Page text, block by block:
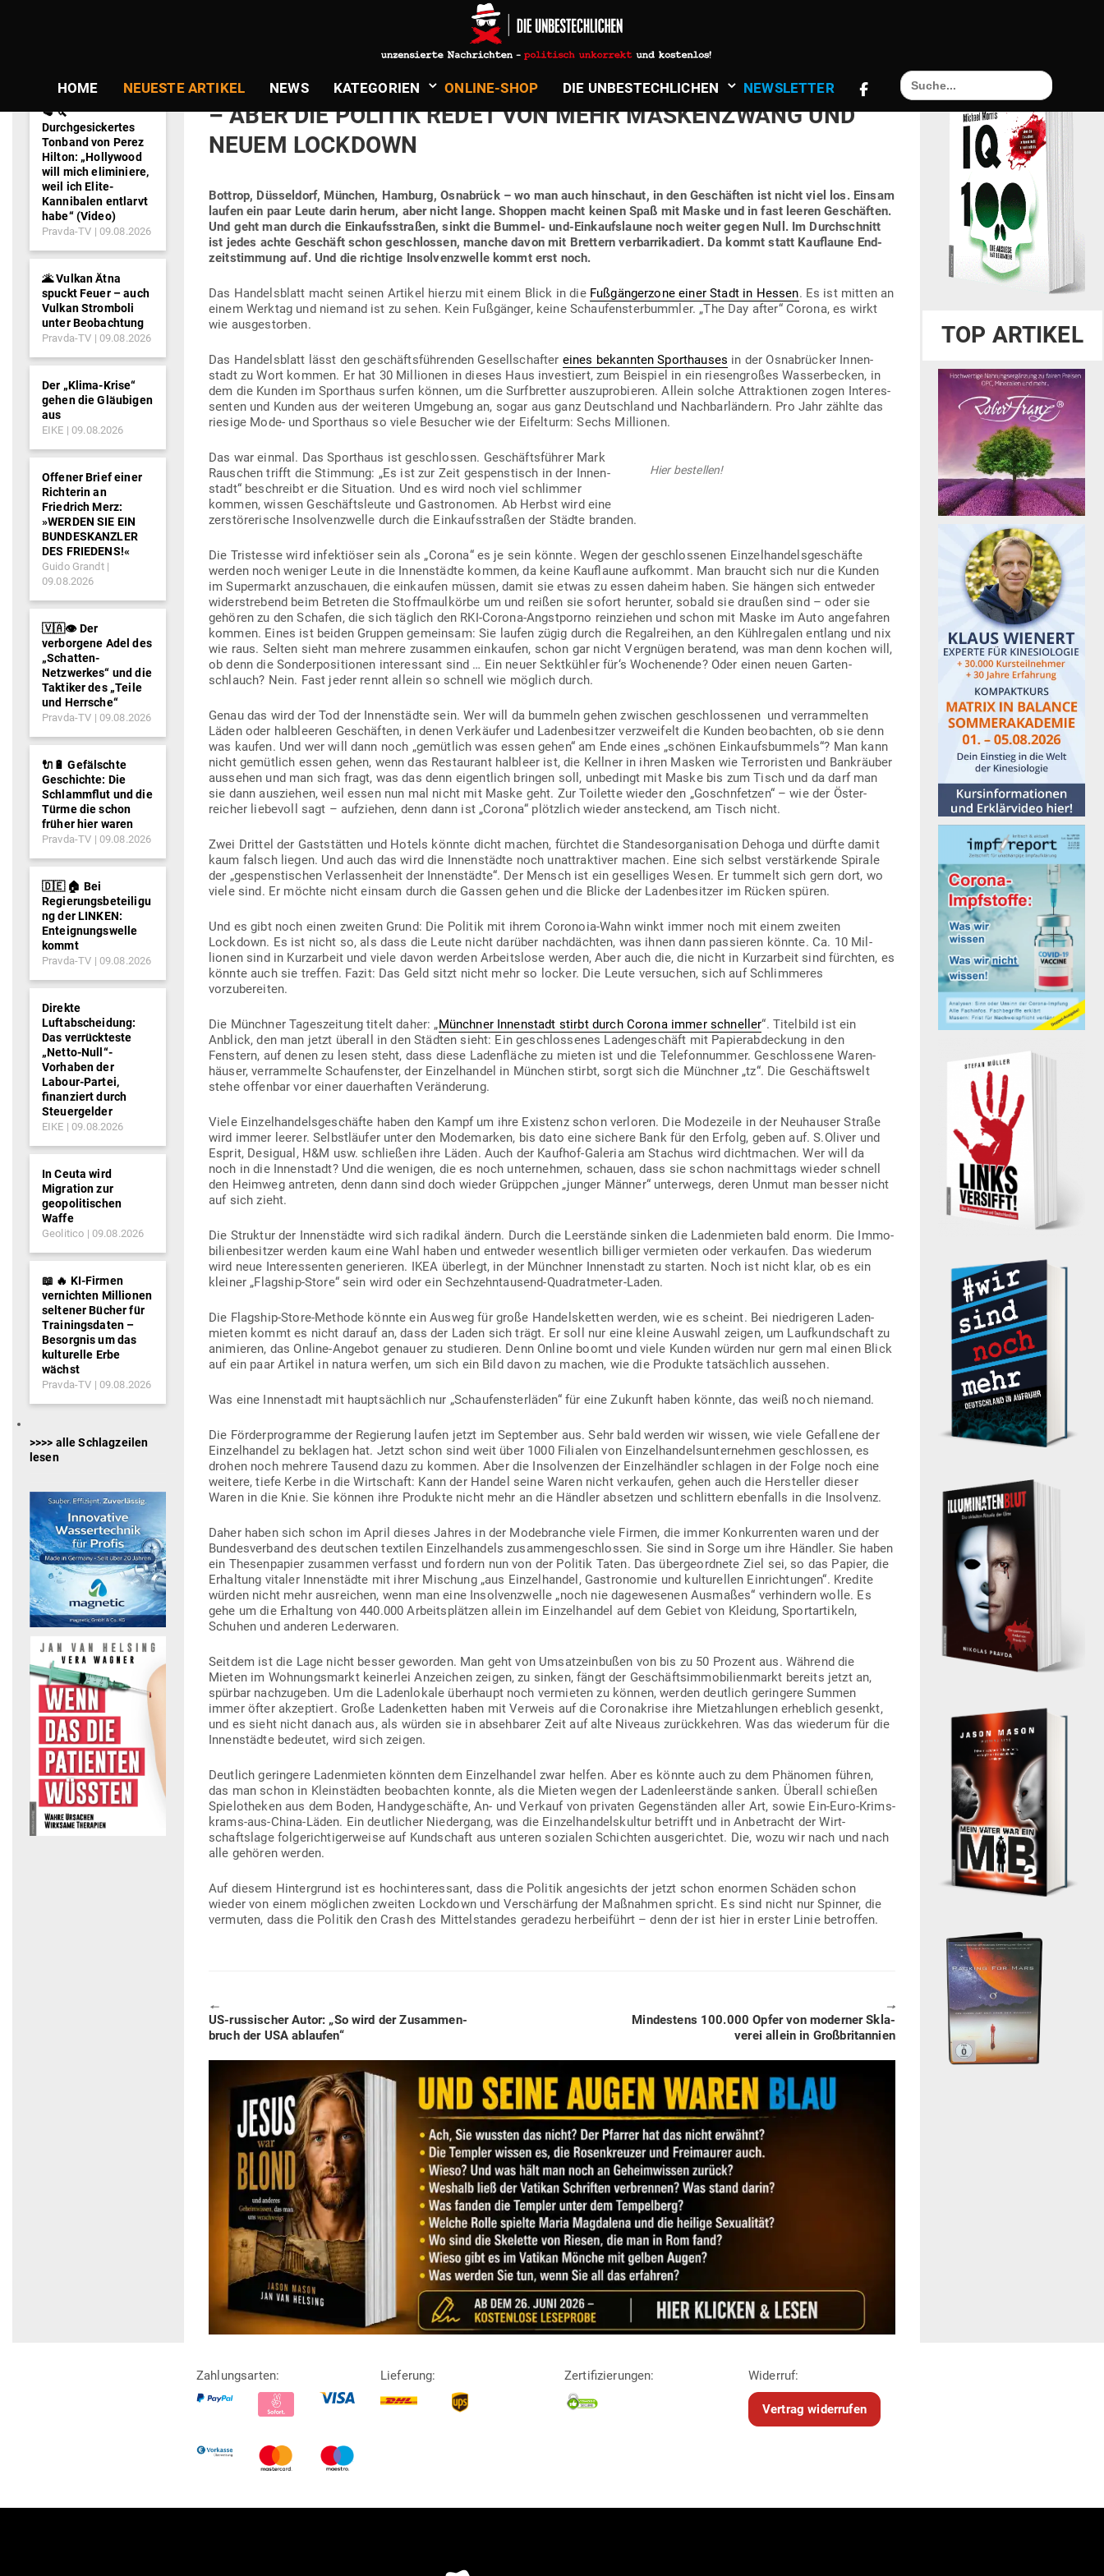
HOME NEUESTE ARTIKEL NEWS KATE­GORIEN ONLINE-SHOP DIE UNBE­STECH­LICHEN NEWS­LETTER
Search
for:
Politik & Aktuelles
DIE INNEN­STÄDTE STERBEN UND MIT IHNEN DAS STADT­LEBEN
– ABER DIE POLITIK REDET VON MEHR MAS­KEN­ZWANG UND
NEUEM LOCKDOWN
Bottrop, Düs­seldorf, München, Hamburg, Osna­brück – wo man auch hin­schaut, in den Geschäften ist nicht viel los. Einsam
laufen ein paar Leute darin herum, aber nicht lange. Shoppen macht keinen Spaß mit Maske und in fast leeren Geschäften.
Und geht man durch die Ein­kaufs­straßen, sinkt die Bummel- und-Ein­kaufs­laune noch weiter gegen Null. Im Durch­schnitt
ist jedes achte Geschäft schon geschlossen, manche davon mit Brettern ver­bar­ri­ka­diert. Da kommt statt Kauf­laune End­
zeit­stimmung auf. Und die richtige Insol­venz­welle kommt erst noch.
Das Han­dels­blatt macht seinen Artikel hierzu mit einem Blick in die Fuß­gän­gerzone einer Stadt in Hessen. Es ist mitten an
einem Werktag und niemand ist zu sehen. Kein Fuß­gänger, keine Schau­fens­ter­bummler. „The Day after“ Corona, es wirkt
wie ausgestorben.
Das Han­dels­blatt lässt den geschäfts­füh­renden Gesell­schafter eines bekannten Sport­hauses in der Osna­brücker Innen­
stadt zu Wort kommen. Er hat 30 Mil­lionen in dieses Haus inves­tiert, zum Bei­spiel in ein rie­sen­großes Was­ser­becken, in
dem die Kunden im Sporthaus surfen können, um die Surf­bretter aus­zu­pro­bieren. Allein solche Attrak­tionen zogen Inter­es­
senten und Kunden aus der wei­teren Umgebung an, sogar aus ganz Deutschland und Nach­bar­ländern. Pro Jahr zählte das
riesige Mode- und Sporthaus so viele Besucher wie der Eifelturm: Sechs Millionen.
Hier bestellen!
Das war einmal. Das Sporthaus ist geschlossen. Geschäfts­führer Mark
Rau­schen trifft die Stimmung: „Es ist zur Zeit gespens­tisch in der Innen­
stadt“ beschreibt er die Situation. Und es wird noch viel schlimmer
kommen, wissen Geschäfts­leute und Gas­tro­nomen. Ab Herbst wird eine
zer­stö­re­rische Insol­venz­welle durch die Ein­kaufs­straßen der Städte branden.
Die Tris­tesse wird infek­tiöser sein als „Corona“ es je sein könnte. Wegen der geschlos­senen Ein­zel­han­dels­ge­schäfte
werden noch weniger Leute in die Innen­städte kommen, da keine Kauf­laune auf­kommt. Man braucht sich nur die Kunden
im Super­markt anzu­schauen, die ein­kaufen müssen, damit sie etwas zu essen daheim haben. Sie hängen sich ent­weder
wider­strebend beim Betreten die Stoff­maul­körbe um und reißen sie sofort her­unter, sobald sie draußen sind – oder sie
gehören zu den Schafen, die sich täglich den RKI-Corona-Angst­porno rein­ziehen und schon mit Maske im Auto ange­fahren
kommen. Eines ist beiden Gruppen gemeinsam: Sie laufen zügig durch die Regal­reihen, an den Kühl­re­galen entlang und nix
wie raus. Selten sieht man mehrere zusammen ein­kaufen, schon gar nicht Ver­gnügen beratend, was man denn kochen will,
ob denn die Son­der­po­si­tionen inter­essant sind … Ein neuer Sekt­kühler für‘s Wochenende? Oder einen neuen Gar­ten­
schlauch? Nein. Fast jeder rennt allein so schnell wie möglich durch.
Genau das wird der Tod der Innen­städte sein. Wer will da bummeln gehen zwi­schen geschlos­senen und ver­ram­melten
Läden oder halb­leeren Geschäften, in denen Ver­käufer und Laden­be­sitzer ver­zweifelt die Kunden beob­achten, ob sie denn
was kaufen. Und wer will dann noch „gemütlich was essen gehen“ am Ende eines „schönen Ein­kaufs­bummels“? Man kann
nicht gemütlich essen gehen, wenn das Restaurant halbleer ist, die Kellner in ihren Masken wie Ter­ro­risten und Bank­räuber
aus­sehen und man sich fragt, was das denn eigentlich bringen soll, unbe­dingt mit Maske bis zum Tisch und da darf man
sie dann aus­ziehen, weil essen nun mal nicht mit Maske geht. Zur Toi­lette wieder den „Goschn­fetzen“ – wie der Öster­
reicher lie­bevoll sagt – auf­ziehen, denn dann ist „Corona“ plötzlich wieder anste­ckend, am Tisch nicht.
Zwei Drittel der Gast­stätten und Hotels könnte dicht machen, fürchtet die Stan­des­or­ga­ni­sation Dehoga und dürfte damit
kaum falsch liegen. Und auch das wird die Innen­städte noch unat­trak­tiver machen. Eine sich selbst ver­stär­kende Spirale
der „gespens­ti­schen Ver­las­senheit der Innen­städte“. Der Mensch ist ein gesel­liges Wesen. Er tummelt sich gern dort, wo
viele sind. Er möchte nicht einsam durch die Gassen gehen und die Blicke der Laden­be­sitzer im Rücken spüren.
Und es gibt noch einen zweiten Grund: Die Politik mit ihrem Coronoia-Wahn winkt immer noch mit einem zweiten
Lockdown. Es ist nicht so, als dass die Leute nicht darüber nach­dächten, was ihnen dann pas­sieren könnte. Ca. 10 Mil­
lionen sind in Kurz­arbeit und viele davon werden Arbeitslose werden, Aber auch die, die nicht in Kurz­arbeit sind fürchten, es
könnte auch sie treffen. Fazit: Das Geld sitzt nicht mehr so locker. Die Leute ver­suchen, sich auf Schlim­meres
vorzubereiten.
Die Münchner Tages­zeitung titelt daher: „Münchner Innen­stadt stirbt durch Corona immer schneller“. Titelbild ist ein
Anblick, den man jetzt überall in den Städten sieht: Ein geschlos­senes Laden­ge­schäft mit Papier­ab­de­ckung in den
Fenstern, auf denen zu lesen steht, dass diese Laden­fläche zu mieten ist und die Tele­fon­nummer. Geschlossene Waren­
häuser, ver­ram­melte Schau­fenster, der Ein­zel­handel in München stirbt, sorgt sich die Münchner „tz“. Die Geschäftswelt
stehe offenbar vor einer dau­er­haften Veränderung.
Viele Ein­zel­han­dels­ge­schäfte haben den Kampf um ihre Existenz schon ver­loren. Die Mode­zeile in der Neu­hauser Straße
wird immer leerer. Selbst­läufer unter den Mode­marken, bis dato eine sichere Bank für den Erfolg, geben auf. S.Oliver und
Esprit, Desigual, H&M usw. schließen ihre Läden. Auch der Kaufhof-Galeria am Stachus wird dicht­machen. Wer will da
noch in die Innen­stadt? Und die wenigen, die es noch unter­nehmen, schauen, dass sie schon nach­mittags wieder schnell
den Heimweg antreten, denn dann sind doch wieder Grüppchen „junger Männer“ unterwegs, deren Unmut man besser nicht
auf sich zieht.
Die Struktur der Innen­städte wird sich radikal ändern. Durch die Leer­stände sinken die Laden­mieten bald enorm. Die Immo­
bi­li­en­be­sitzer werden kaum eine Wahl haben und ent­weder wesentlich bil­liger ver­mieten oder ver­kaufen. Das wie­derum
wird neue Inter­es­senten gene­rieren. IKEA überlegt, in der Münchner Innen­stadt zu starten. Noch ist nicht klar, ob es ein
kleiner „Flagship-Store“ sein wird oder ein Sechzehntausend-Quadratmeter-Laden.
Die Flagship-Store-Methode könnte ein Ausweg für große Han­dels­ketten werden, wie es scheint. Bei nied­ri­geren Laden­
mieten kommt es nicht darauf an, dass der Laden sich trägt. Er soll nur eine kleine Auswahl zeigen, um Lauf­kund­schaft zu
ani­mieren, das Online-Angebot genauer zu stu­dieren. Denn Online boomt und viele Kunden würden nur gern mal einen Blick
auf ein paar Artikel in natura werfen, um sich ein Bild davon zu machen, wie die Pro­dukte tat­sächlich aussehen.
Was eine Innen­stadt mit haupt­sächlich nur „Schau­fens­ter­läden“ für eine Zukunft haben könnte, das weiß noch niemand.
Die För­der­pro­gramme der Regierung laufen jetzt im Sep­tember aus. Sehr bald werden wir wissen, wie viele Gefallene der
Ein­zel­handel zu beklagen hat. Jetzt schon sind weit über 1000 Filialen von Ein­zel­han­dels­un­ter­nehmen geschlossen, es
drohen noch mehrere Tausend dazu zu kommen. Aber die Insol­venzen der Ein­zel­händler schlagen in der Folge noch eine
weitere, tiefe Kerbe in die Wirt­schaft: Kann der Handel seine Waren nicht ver­kaufen, gehen auch die Her­steller dieser
Waren in die Knie. Sie können ihre Pro­dukte nicht mehr an die Händler absetzen und schlittern eben­falls in die Insolvenz.
Daher haben sich schon im April dieses Jahres in der Mode­branche viele Firmen, die immer Kon­kur­renten waren und der
Bun­des­verband des deut­schen tex­tilen Ein­zel­handels zusam­men­ge­schlossen. Sie sind in Sorge um ihre Händler. Sie haben
ein The­sen­papier zusammen ver­fasst und fordern nun von der Politik Taten. Das über­ge­ordnete Ziel sei, so das Papier, die
Erhaltung vitaler Innen­städte mit ihrer Mischung „aus Ein­zel­handel, Gas­tro­nomie und kul­tu­rellen Ein­rich­tungen“. Kredite
würden nicht mehr aus­reichen, wenn man eine Insol­venz­welle „noch nie dage­we­senen Aus­maßes“ ver­hindern wolle. Es
gehe um die Erhaltung von 440.000 Arbeits­plätzen allein im Ein­zel­handel auf dem Gebiet von Kleidung, Sport­ar­tikeln,
Schuhen und anderen Lederwaren.
Seitdem ist die Lage nicht besser geworden. Man geht von Umsatz­ein­bußen von bis zu 50 Prozent aus. Während die
Mieten im Woh­nungs­markt kei­nerlei Anzeichen zeigen, zu sinken, fängt der Geschäfts­im­mo­bi­li­en­markt bereits jetzt an,
spürbar nach­zu­geben. Um die Laden­lokale über­haupt noch ver­mieten zu können, werden deutlich geringere Summen
immer öfter akzep­tiert. Große Laden­ketten haben mit Verweis auf die Coro­na­krise ihre Miet­zah­lungen erheblich gesenkt,
und es sieht nicht danach aus, als würden sie in abseh­barer Zeit auf alte Niveaus zurück­kehren. Was das wie­derum für die
Innen­städte bedeutet, wird sich zeigen.
Deutlich geringere Laden­mieten könnten dem Ein­zel­handel zwar helfen. Aber es könnte auch zu dem Phä­nomen führen,
das man schon in Klein­städten beob­achten konnte, als die Mieten wegen der Laden­leer­stände sanken. Überall schießen
Spie­lo­theken aus dem Boden, Han­dy­ge­schäfte, An- und Verkauf von pri­vaten Gegen­ständen aller Art, sowie Ein-Euro-Krims­
krams-aus-China-Läden. Ein deut­licher Nie­dergang, was die Ein­zel­han­dels­kultur betrifft und in Anbe­tracht der Wirt­
schaftslage fol­ge­rich­ti­ger­weise auf Kund­schaft aus unteren sozialen Schichten aus­ge­richtet. Die, wozu wir nach und nach
alle gehören werden.
Auf diesem Hin­ter­grund ist es hoch­in­ter­essant, dass die Politik ange­sichts der jetzt schon enormen Schäden schon
wieder von einem mög­lichen zweiten Lockdown und Ver­schärfung der Maß­nahmen spricht. Es sind nicht nur Spinner, die
ver­muten, dass die Politik den Crash des Mit­tel­standes geradezu her­bei­führt – denn der ist hier in erster Linie betroffen.
🠔
Previous
post:
US-rus­si­scher Autor: „So wird der Zusam­men­
bruch der USA ablaufen“
🠖
Next
Min­destens 100.000 Opfer von moderner Skla­
verei allein in Großbritannien
🥩 🔪
Durchgesickertes
Tonband von Perez
Hilton: „Hollywood
will mich eliminiere,
weil ich Elite-
Kannibalen entlarvt
habe“ (Video)
Pravda-TV 09.08.2026
🌋 Vulkan Ätna
spuckt Feuer – auch
Vulkan Stromboli
unter Beobachtung
Pravda-TV 09.08.2026
Der „Klima-Krise“
gehen die Gläubigen
aus
EIKE 09.08.2026
Offener Brief einer
Richterin an
Friedrich Merz:
»WERDEN SIE EIN
BUNDESKANZLER
DES FRIEDENS!«
Guido Grandt
09.08.2026
🇻🇦👁️ Der
verborgene Adel des
„Schatten-
Netzwerkes“ und die
Taktiker des „Teile
und Herrsche“
Pravda-TV 09.08.2026
🔌🔋 Gefälschte
Geschichte: Die
Schlammflut und die
Türme die schon
früher hier waren
Pravda-TV 09.08.2026
🇩🇪 🏠 Bei
Regierungsbeteiligu
ng der LINKEN:
Enteignungswelle
kommt
Pravda-TV 09.08.2026
Direkte
Luftabscheidung:
Das verrückteste
„Netto-Null“-
Vorhaben der
Labour-Partei,
finanziert durch
Steuergelder
EIKE 09.08.2026
In Ceuta wird
Migration zur
geopolitischen
Waffe
Geolitico 09.08.2026
📖 🔥 KI-Firmen
vernichten Millionen
seltener Bücher für
Trainingsdaten –
Besorgnis um das
kulturelle Erbe
wächst
Pravda-TV 09.08.2026
>>>> alle Schlagzeilen
lesen
TOP ARTIKEL
Zahlungsarten: Lieferung: Zertifizierungen: Widerruf:
Vertrag widerrufen